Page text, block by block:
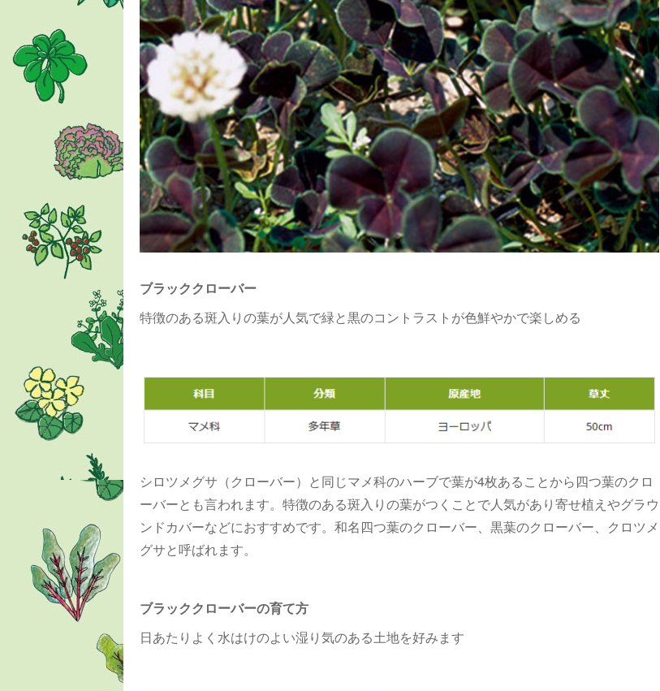
ブラッククローバー
特徴のある斑入りの葉が人気で緑と黒のコントラストが色鮮やかで楽しめる
シロツメグサ（クローバー）と同じマメ科のハーブで葉が4枚あることから四つ葉のクロ
ーバーとも言われます。特徴のある斑入りの葉がつくことで人気があり寄せ植えやグラウ
ンドカバーなどにおすすめです。和名四つ葉のクローバー、黒葉のクローバー、クロツメ
グサと呼ばれます。
ブラッククローバーの育て方
日あたりよく水はけのよい湿り気のある土地を好みます